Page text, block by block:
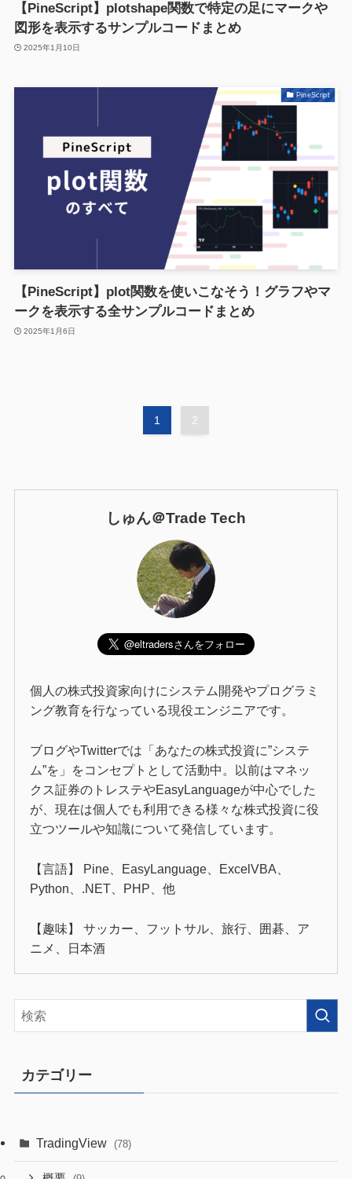
【PineScript】plotshape関数で特定の足にマークや
図形を表示するサンプルコードまとめ
2025年1月10日
PineScript
【PineScript】plot関数を使いこなそう！グラフやマ
ークを表示する全サンプルコードまとめ
2025年1月6日
1 2
しゅん＠Trade Tech
個人の株式投資家向けにシステム開発やプログラミ
ング教育を行なっている現役エンジニアです。
ブログやTwitterでは「あなたの株式投資に”システ
ム”を」をコンセプトとして活動中。以前はマネッ
クス証券のトレステやEasyLanguageが中心でした
が、現在は個人でも利用できる様々な株式投資に役
立つツールや知識について発信しています。
【言語】 Pine、EasyLanguage、ExcelVBA、
Python、.NET、PHP、他
【趣味】 サッカー、フットサル、旅行、囲碁、ア
ニメ、日本酒
カテゴリー
TradingView (78)